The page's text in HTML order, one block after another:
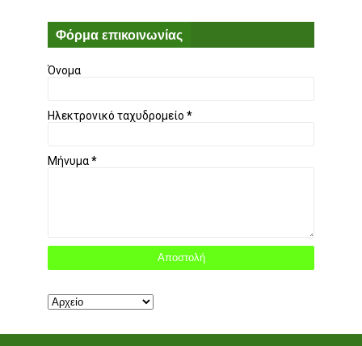
Φόρμα επικοινωνίας
Όνομα
Ηλεκτρονικό ταχυδρομείο *
Μήνυμα*